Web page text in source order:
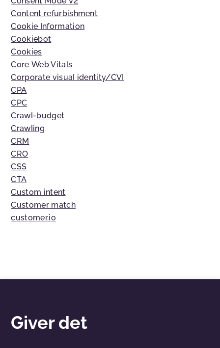
Content refurbishment
Cookie Information
Cookiebot
Cookies
Core Web Vitals
Corporate visual identity/CVI
CPA
CPC
Crawl-budget
Crawling
CRM
CRO
CSS
CTA
Custom intent
Customer match
customer.io
Giver det